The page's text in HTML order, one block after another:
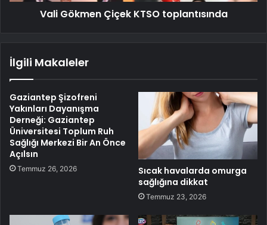
Vali Gökmen Çiçek KTSO toplantısında
İlgili Makaleler
Gaziantep Şizofreni
Yakınları Dayanışma
Derneği: Gaziantep
Üniversitesi Toplum Ruh
Sağlığı Merkezi Bir An Önce
Açılsın
Temmuz 26, 2026
Sıcak havalarda omurga
sağlığına dikkat
Temmuz 23, 2026